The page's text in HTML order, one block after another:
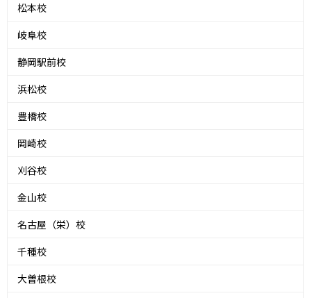
松本校
岐阜校
静岡駅前校
浜松校
豊橋校
岡崎校
刈谷校
金山校
名古屋（栄）校
千種校
大曽根校